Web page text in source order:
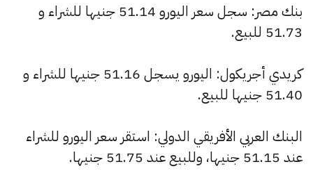
بنك مصر: سجل سعر اليورو 51.14 جنيها للشراء و
51.73 للبيع.
كريدي أجريكول: اليورو يسجل 51.16 جنيها للشراء و
51.40 جنيها للبيع.
البنك العربي الأفريقي الدولي: استقر سعر اليورو للشراء
عند 51.15 جنيها، وللبيع عند 51.75 جنيها.